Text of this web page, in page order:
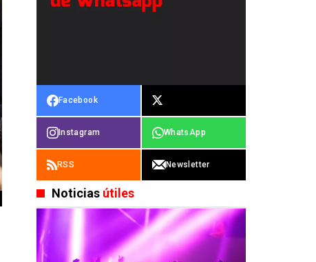
Facebook
Instagram WhatsApp
RSS Newsletter
Noticias útiles